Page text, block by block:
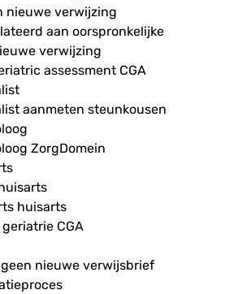
nieuwe verwijzing
aan oorspronkelijke
verwijzing
assessment CGA
aanmeten steunkousen
ZorgDomein
huisarts
CGA
nieuwe verwijsbrief